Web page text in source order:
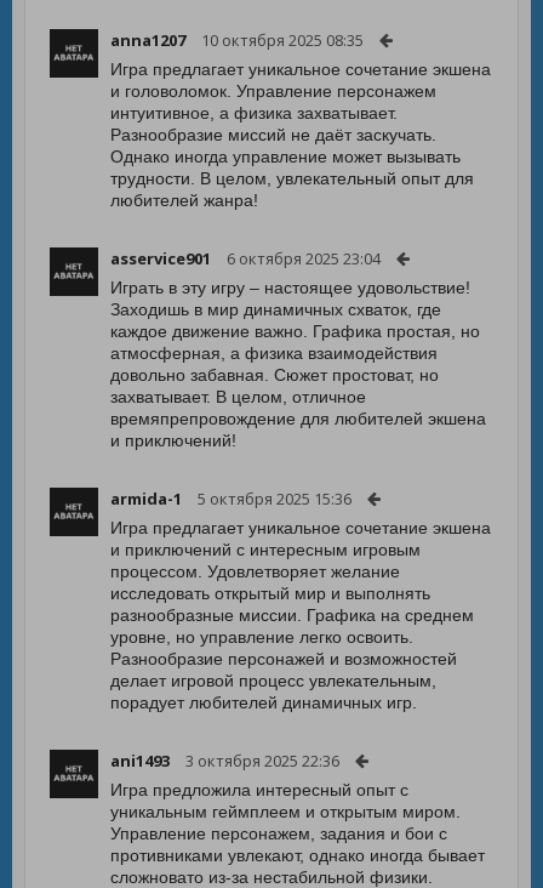
anna1207 10 октября 2025 08:35
Игра предлагает уникальное сочетание экшена
и головоломок. Управление персонажем
интуитивное, а физика захватывает.
Разнообразие миссий не даёт заскучать.
Однако иногда управление может вызывать
трудности. В целом, увлекательный опыт для
любителей жанра!
asservice901 6 октября 2025 23:04
Играть в эту игру – настоящее удовольствие!
Заходишь в мир динамичных схваток, где
каждое движение важно. Графика простая, но
атмосферная, а физика взаимодействия
довольно забавная. Сюжет простоват, но
захватывает. В целом, отличное
времяпрепровождение для любителей экшена
и приключений!
armida-1 5 октября 2025 15:36
Игра предлагает уникальное сочетание экшена
и приключений с интересным игровым
процессом. Удовлетворяет желание
исследовать открытый мир и выполнять
разнообразные миссии. Графика на среднем
уровне, но управление легко освоить.
Разнообразие персонажей и возможностей
делает игровой процесс увлекательным,
порадует любителей динамичных игр.
ani1493 3 октября 2025 22:36
Игра предложила интересный опыт с
уникальным геймплеем и открытым миром.
Управление персонажем, задания и бои с
противниками увлекают, однако иногда бывает
сложновато из-за нестабильной физики.